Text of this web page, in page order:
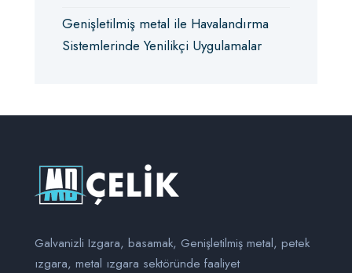
Genişletilmiş metal ile Havalandırma
Sistemlerinde Yenilikçi Uygulamalar
Galvanizli Izgara, basamak, Genişletilmiş metal, petek
ızgara, metal ızgara sektöründe faaliyet